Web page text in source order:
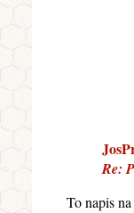
Re:
To napis